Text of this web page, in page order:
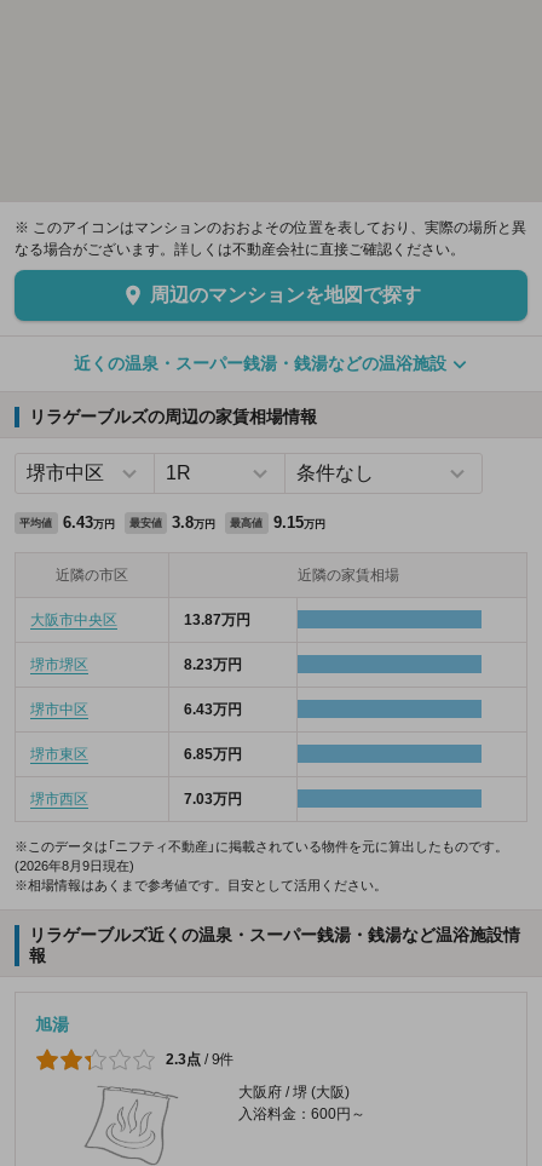
※ このアイコンはマンションのおおよその位置を表しており、実際の場所と異
なる場合がございます。詳しくは不動産会社に直接ご確認ください。
周辺のマンションを地図で探す
近くの温泉・スーパー銭湯・銭湯などの温浴施設
リラゲーブルズの周辺の家賃相場情報
平均値 6.43万円 最安値 3.8万円 最高値 9.15万円
近隣の市区 近隣の家賃相場
大阪市中央区 13.87万円
堺市堺区 8.23万円
堺市中区 6.43万円
堺市東区 6.85万円
堺市西区 7.03万円
※このデータは「ニフティ不動産」に掲載されている物件を元に算出したものです。
(2026年8月9日現在)
※相場情報はあくまで参考値です。目安として活用ください。
リラゲーブルズ近くの温泉・スーパー銭湯・銭湯など温浴施設情
報
旭湯
2.3点 /9件
大阪府 / 堺 (大阪)
入浴料金：600円～